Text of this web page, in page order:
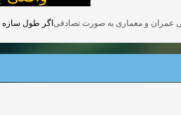
اگر طول سازه ما بیش از 30 متر باشد, نیاز به درز انقطاع است که